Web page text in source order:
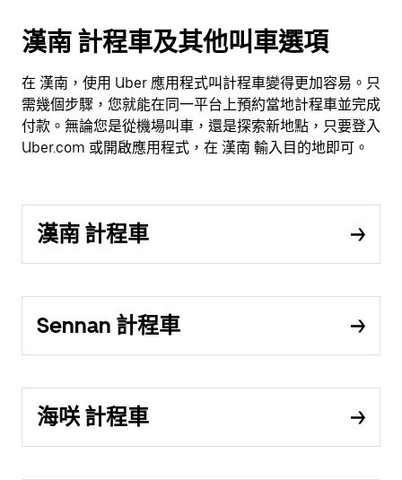
漢南 計程車及其他叫車選項
在 漢南，使用 Uber 應用程式叫計程車變得更加容易。只
需幾個步驟，您就能在同一平台上預約當地計程車並完成
付款。無論您是從機場叫車，還是探索新地點，只要登入
Uber.com 或開啟應用程式，在 漢南 輸入目的地即可。
漢南 計程車
Sennan 計程車
海咲 計程車